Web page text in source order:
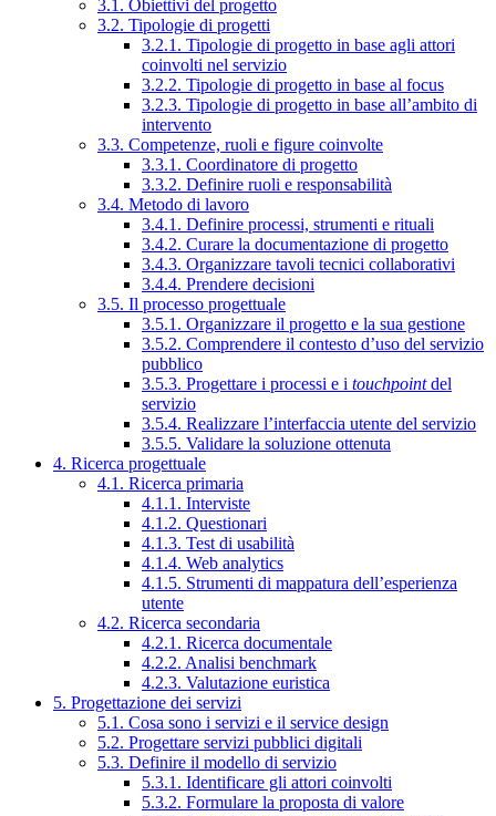
3.1. Obiettivi del progetto
3.2. Tipologie di progetti
3.2.1. Tipologie di progetto in base agli attori
coinvolti nel servizio
3.2.2. Tipologie di progetto in base al focus
3.2.3. Tipologie di progetto in base all’ambito di
intervento
3.3. Competenze, ruoli e figure coinvolte
3.3.1. Coordinatore di progetto
3.3.2. Definire ruoli e responsabilità
3.4. Metodo di lavoro
3.4.1. Definire processi, strumenti e rituali
3.4.2. Curare la documentazione di progetto
3.4.3. Organizzare tavoli tecnici collaborativi
3.4.4. Prendere decisioni
3.5. Il processo progettuale
3.5.1. Organizzare il progetto e la sua gestione
3.5.2. Comprendere il contesto d’uso del servizio
pubblico
3.5.3. Progettare i processi e i touchpointdel
servizio
3.5.4. Realizzare l’interfaccia utente del servizio
3.5.5. Validare la soluzione ottenuta
4. Ricerca progettuale
4.1. Ricerca primaria
4.1.1. Interviste
4.1.2. Questionari
4.1.3. Test di usabilità
4.1.4. Web analytics
4.1.5. Strumenti di mappatura dell’esperienza
utente
4.2. Ricerca secondaria
4.2.1. Ricerca documentale
4.2.2. Analisi benchmark
4.2.3. Valutazione euristica
5. Progettazione dei servizi
5.1. Cosa sono i servizi e il service design
5.2. Progettare servizi pubblici digitali
5.3. Definire il modello di servizio
5.3.1. Identificare gli attori coinvolti
5.3.2. Formulare la proposta di valore